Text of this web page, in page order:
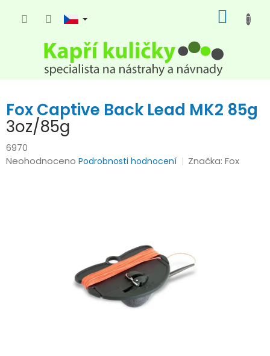
KOŠÍK
Fox Captive Back Lead MK2 85g
3oz/85g
6970
Průměrné
Neohodnoceno Podrobnosti hodnocení Značka:Fox